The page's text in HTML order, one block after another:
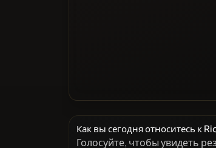
Как вы сегодня относитесь к
Голосуйте, чтобы увидеть